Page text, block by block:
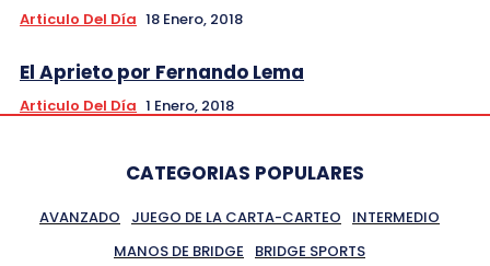
Articulo Del Día 18 Enero, 2018
El Aprieto por Fernando Lema
Articulo Del Día 1 Enero, 2018
CATEGORIAS POPULARES
AVANZADO JUEGO DE LA CARTA-CARTEO
INTERMEDIO
MANOS DE BRIDGE
BRIDGE SPORTS